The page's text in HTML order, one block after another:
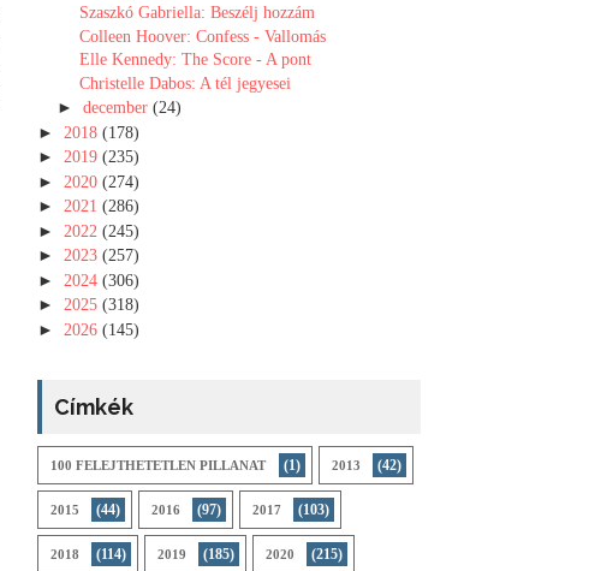
Szaszkó Gabriella: Beszélj hozzám
Colleen Hoover: Confess - Vallomás
Elle Kennedy: The Score - A pont
Christelle Dabos: A tél jegyesei
►december(24)
► 2018 (178)
► 2019 (235)
► 2020 (274)
► 2021 (286)
► 2022 (245)
► 2023 (257)
► 2024 (306)
► 2025 (318)
► 2026 (145)
Címkék
100 FELEJTHETETLEN PILLANAT (1) 2013 (42)
2015 (44) 2016 (97) 2017 (103)
2018 (114) 2019 (185) 2020 (215)